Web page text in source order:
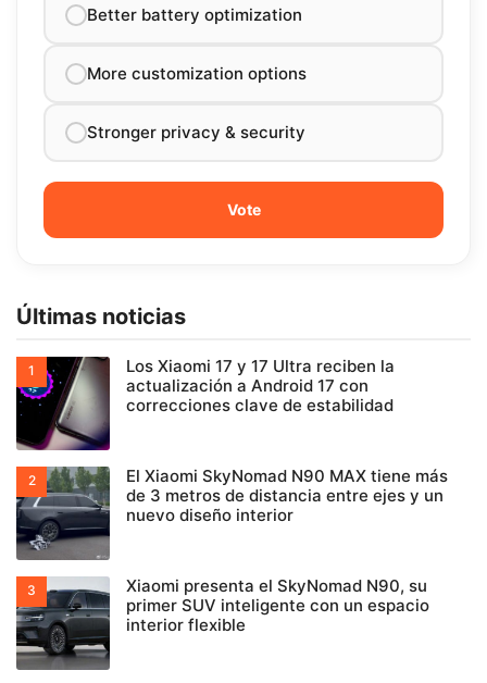
Better battery optimization
More customization options
Stronger privacy & security
Últimas noticias
Los Xiaomi 17 y 17 Ultra reciben la
actualización a Android 17 con
correcciones clave de estabilidad
El Xiaomi SkyNomad N90 MAX tiene más
de 3 metros de distancia entre ejes y un
nuevo diseño interior
Xiaomi presenta el SkyNomad N90, su
primer SUV inteligente con un espacio
interior flexible